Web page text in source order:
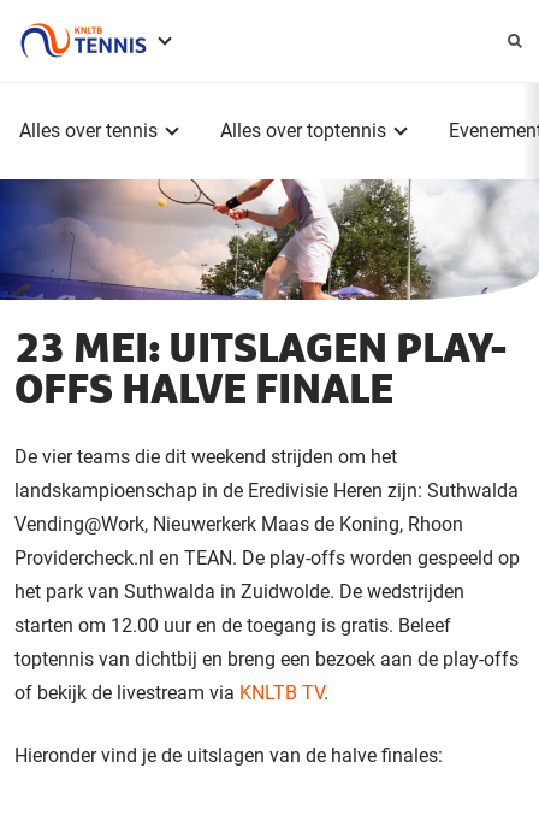
Alles over tennis Alles over toptennis
23 MEI: UITSLAGEN PLAY-
OFFS HALVE FINALE
De vier teams die dit weekend strijden om het
landskampioenschap in de Eredivisie Heren zijn: Suthwalda
Vending@Work, Nieuwerkerk Maas de Koning, Rhoon
Providercheck.nl en TEAN. De play-offs worden gespeeld op
het park van Suthwalda in Zuidwolde. De wedstrijden
starten om 12.00 uur en de toegang is gratis. Beleef
toptennis van dichtbij en breng een bezoek aan de play-offs
of bekijk de livestream via KNLTB TV.
Hieronder vind je de uitslagen van de halve finales: